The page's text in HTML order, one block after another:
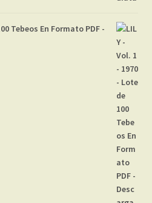
Tebeos En Formato PDF -